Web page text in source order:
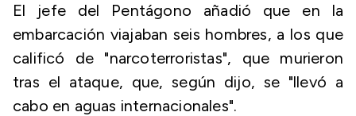
El jefe del Pentágono añadió que en la
embarcación viajaban seis hombres, a los que
calificó de "narcoterroristas", que murieron
tras el ataque, que, según dijo, se "llevó a
cabo en aguas internacionales".